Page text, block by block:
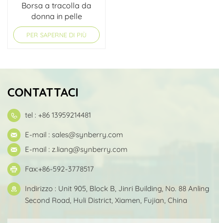
Borsa a tracolla da
donna in pelle
scamosciata marrone
PER SAPERNE DI PIÙ
CONTATTACI
tel : +86 13959214481
E-mail : sales@synberry.com
E-mail : z.liang@synberry.com
Fax:+86-592-3778517
Indirizzo : Unit 905, Block B, Jinri Building, No. 88 Anling
Second Road, Huli District, Xiamen, Fujian, China